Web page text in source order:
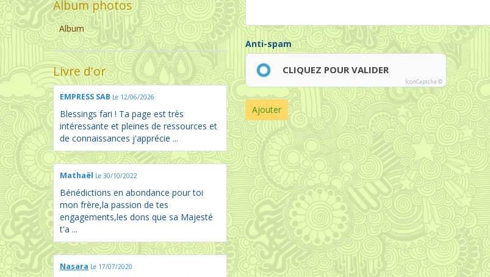
Anti-spam
CLIQUEZ POUR VALIDER
IconCaptcha ©
Ajouter
Album photos
Album
Livre d'or
EMPRESS SAB Le 12/06/2026
Blessings fari ! Ta page est très
intéressante et pleines de ressources et
de connaissances j'apprécie ...
Mathaël Le 30/10/2022
Bénédictions en abondance pour toi
mon frère,la passion de tes
engagements,les dons que sa Majesté
t'a ...
Nasara Le 17/07/2020